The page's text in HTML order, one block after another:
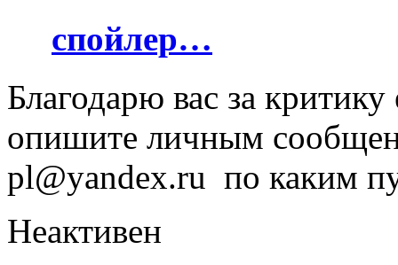
спойлер…
Благодарю вас за
опишите личным
pl@yandex.ru по каким
Неактивен